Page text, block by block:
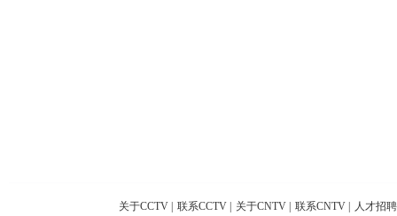
关于CCTV 联系CCTV 关于CNTV 联系CNTV 人才招聘